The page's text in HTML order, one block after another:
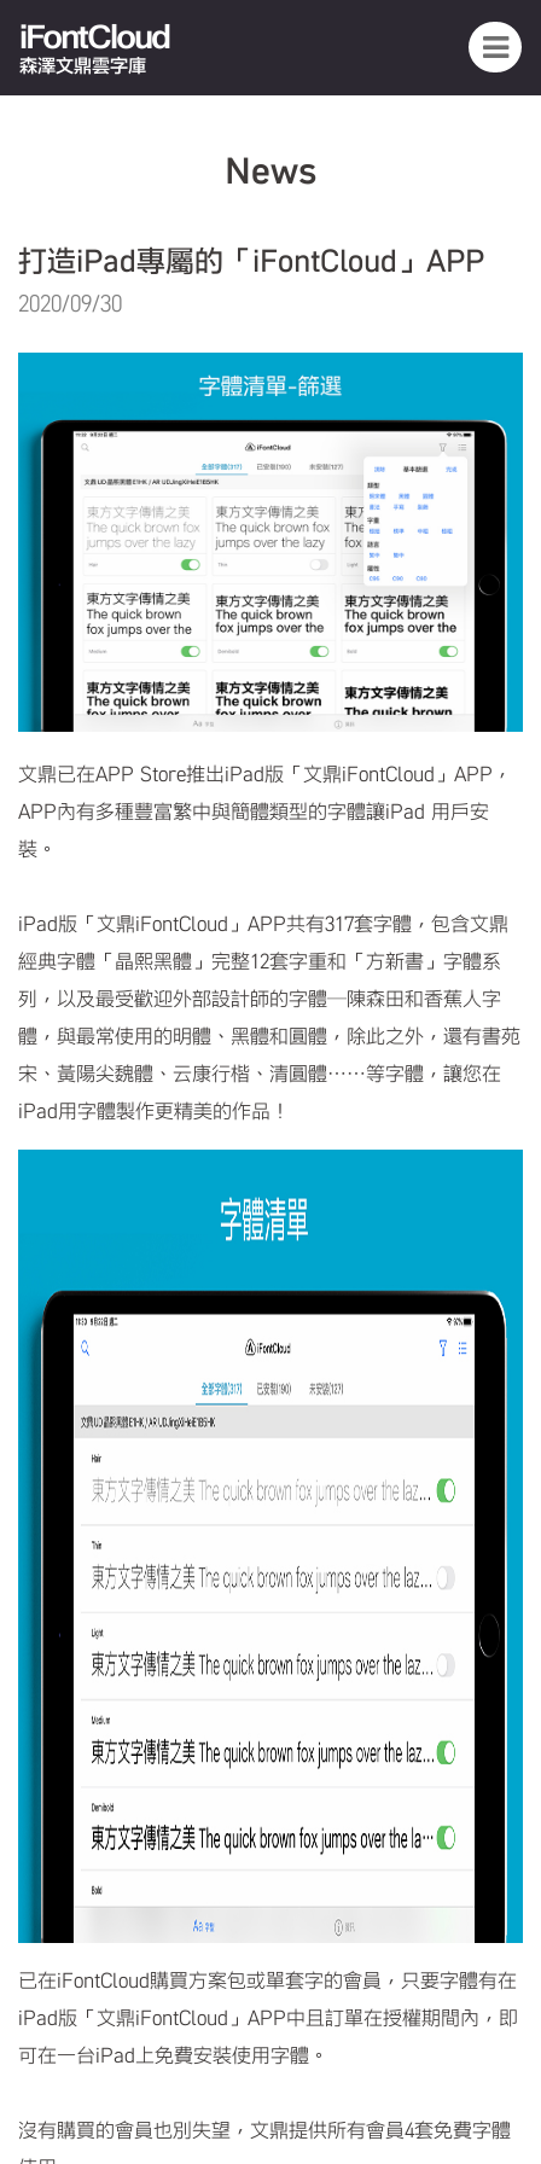
iFontCloud
森澤文鼎雲字庫
News
打造iPad專屬的「iFontCloud」APP
2020/09/30
文鼎已在APP Store推出iPad版「文鼎iFontCloud」APP，
APP內有多種豐富繁中與簡體類型的字體讓iPad 用戶安
裝。
iPad版「文鼎iFontCloud」APP共有317套字體，包含文鼎
經典字體「晶熙黑體」完整12套字重和「方新書」字體系
列，以及最受歡迎外部設計師的字體─陳森田和香蕉人字
體，與最常使用的明體、黑體和圓體，除此之外，還有書苑
宋、黃陽尖魏體、云康行楷、清圓體……等字體，讓您在
iPad用字體製作更精美的作品！
已在iFontCloud購買方案包或單套字的會員，只要字體有在
iPad版「文鼎iFontCloud」APP中且訂單在授權期間內，即
可在一台iPad上免費安裝使用字體。
沒有購買的會員也別失望，文鼎提供所有會員4套免費字體